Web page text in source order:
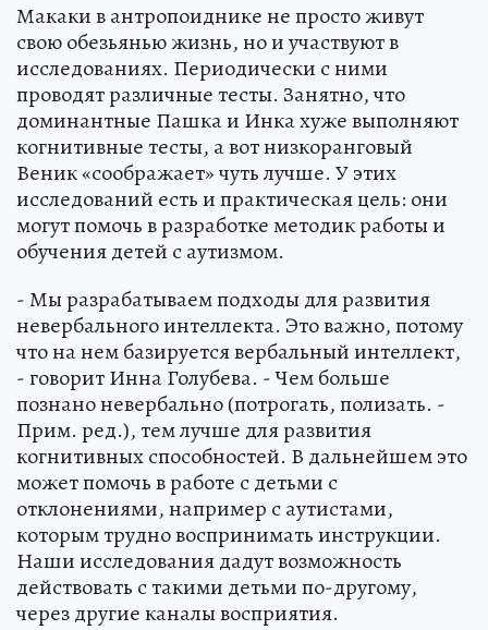
Макаки в антропоиднике не просто живут
свою обезьянью жизнь, но и участвуют в
исследованиях. Периодически с ними
проводят различные тесты. Занятно, что
доминантные Пашка и Инка хуже выполняют
когнитивные тесты, а вот низкоранговый
Веник «соображает» чуть лучше. У этих
исследований есть и практическая цель: они
могут помочь в разработке методик работы и
обучения детей с аутизмом.
- Мы разрабатываем подходы для развития
невербального интеллекта. Это важно, потому
что на нем базируется вербальный интеллект,
- говорит Инна Голубева. - Чем больше
познано невербально (потрогать, полизать. -
Прим. ред.), тем лучше для развития
когнитивных способностей. В дальнейшем это
может помочь в работе с детьми с
отклонениями, например с аутистами,
которым трудно воспринимать инструкции.
Наши исследования дадут возможность
действовать с такими детьми по-другому,
через другие каналы восприятия.